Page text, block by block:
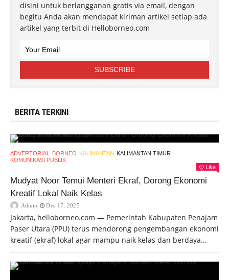
disini untuk berlangganan gratis via email, dengan
begitu Anda akan mendapat kiriman artikel setiap ada
artikel yang terbit di Helloborneo.com
BERITA TERKINI
ADVERTORIAL BORNEO KALIMANTAN KALIMANTAN TIMUR
KOMUNIKASI PUBLIK
Like
Mudyat Noor Temui Menteri Ekraf, Dorong Ekonomi
Kreatif Lokal Naik Kelas
Admin Des 17, 2025
Jakarta, helloborneo.com — Pemerintah Kabupaten Penajam
Paser Utara (PPU) terus mendorong pengembangan ekonomi
kreatif (ekraf) lokal agar mampu naik kelas dan berdaya...